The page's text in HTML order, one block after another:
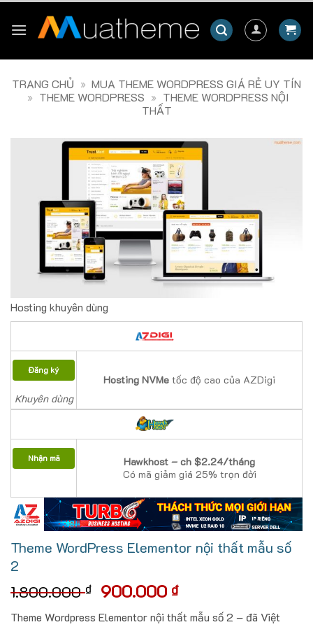
TRANG CHỦ » MUA THEME WORDPRESS GIÁ RẺ UY TÍN
» THEME WORDPRESS » THEME WORDPRESS NỘI
THẤT
Hosting khuyên dùng
Đăng ký
Khuyên dùng
Hosting NVMe tốc độ cao của AZDigi
Nhận mã
Hawkhost – ch $2.24/tháng
Có mã giảm giá 25% trọn đời
Theme WordPress Elementor nội thất mẫu số
2
1.800.000₫ Giá
900.000 ₫Giá
hiện
Theme Wordpress Elementor nội thất mẫu số 2 – đã Việt